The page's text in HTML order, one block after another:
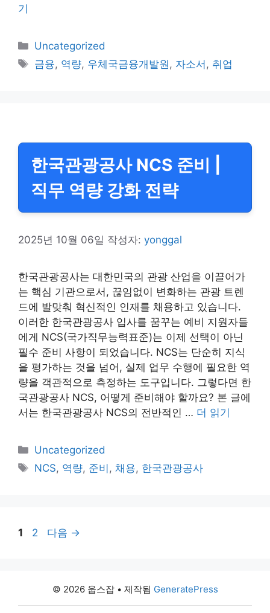
기
카
테
고
Uncategorized
태
금융, 역량, 우체국금융개발원 , 자소서 , 취업
한국관광공사 NCS 준비 |
직무 역량 강화 전략
2025년 10월 06일 작성자: yonggal
한국관광공사는 대한민국의 관광 산업을 이끌어가
는 핵심 기관으로서, 끊임없이 변화하는 관광 트렌
드에 발맞춰 혁신적인 인재를 채용하고 있습니다.
이러한 한국관광공사 입사를 꿈꾸는 예비 지원자들
에게 NCS(국가직무능력표준)는 이제 선택이 아닌
필수 준비 사항이 되었습니다. NCS는 단순히 지식
을 평가하는 것을 넘어, 실제 업무 수행에 필요한 역
량을 객관적으로 측정하는 도구입니다. 그렇다면 한
국관광공사 NCS, 어떻게 준비해야 할까요? 본 글에
서는 한국관광공사 NCS의 전반적인 … 더 읽기
카
테
Uncategorized
태
NCS, 역량, 준비 , 채용, 한국관광공사
페
1
페
2 다음 →
© 2026 웁스잡• 제작됨 GeneratePress